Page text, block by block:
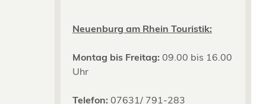
Neuenburg am Rhein Touristik:
Montag bis Freitag: 09.00 bis 16.00
Uhr
Telefon: 07631/ 791-283